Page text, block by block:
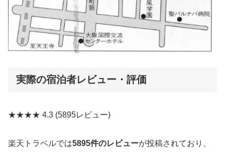
実際の宿泊者レビュー・評価
★★★★ 4.3 (5895レビュー)
楽天トラベルでは5895件のレビューが投稿されており、